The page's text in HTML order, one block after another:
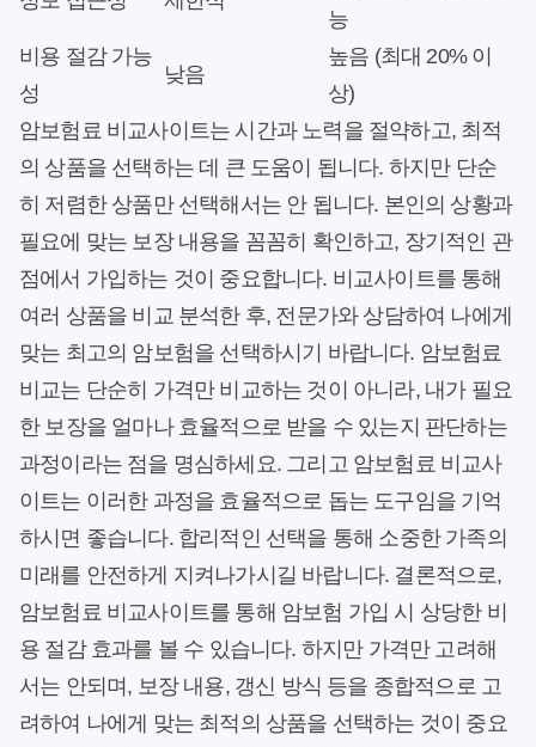
능
비용 절감 가능
성
낮음
높음 (최대 20% 이
상)
암보험료 비교사이트는 시간과 노력을 절약하고, 최적
의 상품을 선택하는 데 큰 도움이 됩니다. 하지만 단순
히 저렴한 상품만 선택해서는 안 됩니다. 본인의 상황과
필요에 맞는 보장 내용을 꼼꼼히 확인하고, 장기적인 관
점에서 가입하는 것이 중요합니다. 비교사이트를 통해
여러 상품을 비교 분석한 후, 전문가와 상담하여 나에게
맞는 최고의 암보험을 선택하시기 바랍니다. 암보험료
비교는 단순히 가격만 비교하는 것이 아니라, 내가 필요
한 보장을 얼마나 효율적으로 받을 수 있는지 판단하는
과정이라는 점을 명심하세요. 그리고 암보험료 비교사
이트는 이러한 과정을 효율적으로 돕는 도구임을 기억
하시면 좋습니다. 합리적인 선택을 통해 소중한 가족의
미래를 안전하게 지켜나가시길 바랍니다. 결론적으로,
암보험료 비교사이트를 통해 암보험 가입 시 상당한 비
용 절감 효과를 볼 수 있습니다. 하지만 가격만 고려해
서는 안되며, 보장 내용, 갱신 방식 등을 종합적으로 고
려하여 나에게 맞는 최적의 상품을 선택하는 것이 중요